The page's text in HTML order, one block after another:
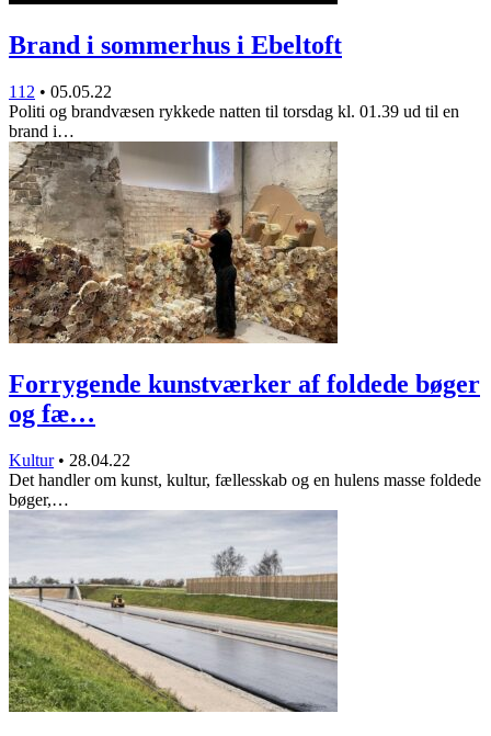
Brand i sommerhus i Ebeltoft
112 • 05.05.22
Politi og brandvæsen rykkede natten til torsdag kl. 01.39 ud til en
brand i…
Forrygende kunstværker af foldede bøger
og fæ…
Kultur • 28.04.22
Det handler om kunst, kultur, fællesskab og en hulens masse foldede
bøger,…